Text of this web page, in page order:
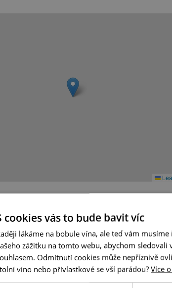
A tady
cookies vás to bude bavit víc
lákáme na bobule vína, ale teď vám
zážitku na tomto webu, abychom sledovali
Odmítnutí cookies může nepříznivě
víno nebo přívlastkové se vší parádou? Více